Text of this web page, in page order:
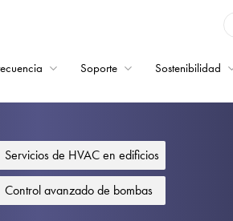
Soporte Sostenibilidad
Servicios de HVAC en edificios
Control avanzado de bombas
Variadores de frecuencia
Soporte
Sostenibilidad